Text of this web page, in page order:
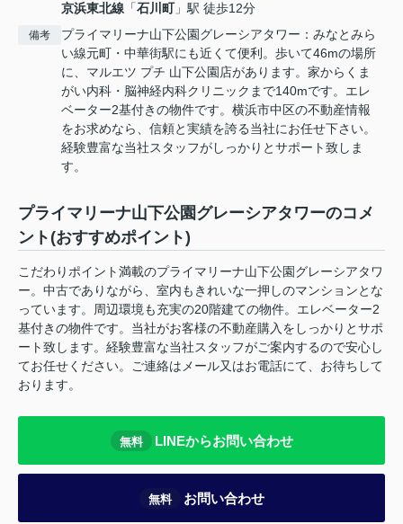
京浜東北線 「石川町」駅 徒歩12分
備考
プライマリーナ山下公園グレーシアタワー：みなとみら
い線元町・中華街駅にも近くて便利。歩いて46mの場所
に、マルエツ プチ 山下公園店があります。家からくま
がい内科・脳神経内科クリニックまで140mです。エレ
ベーター2基付きの物件です。横浜市中区の不動産情報
をお求めなら、信頼と実績を誇る当社にお任せ下さい。
経験豊富な当社スタッフがしっかりとサポート致しま
す。
プライマリーナ山下公園グレーシアタワーのコメ
ント(おすすめポイント)
こだわりポイント満載のプライマリーナ山下公園グレーシアタワ
ー。中古でありながら、室内もきれいな一押しのマンションとな
っています。周辺環境も充実の20階建ての物件。エレベーター2
基付きの物件です。当社がお客様の不動産購入をしっかりとサポ
ート致します。経験豊富な当社スタッフがご案内するので安心し
てお任せください。ご連絡はメール又はお電話にて、お待ちして
おります。
無料 LINEからお問い合わせ
無料 お問い合わせ